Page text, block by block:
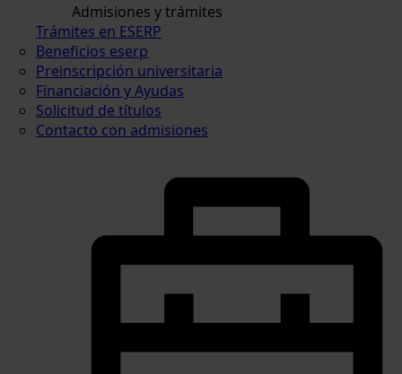
Admisiones y trámites
Trámites en ESERP
Beneficios eserp
Preinscripción universitaria
Financiación y Ayudas
Solicitud de títulos
Contacto con admisiones